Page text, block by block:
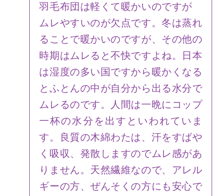
羽毛布団は軽くて暖かいのですが
ムレやすいのが欠点です。冬は蒸れ
ることで暖かいのですが、その他の
時期はムレると不快ですよね。日本
は湿度の多い国ですから暖かくなる
とふとんの中が自分から出る水分で
ムレるのです。人間は一晩にコップ
一杯の水分を出すといわれていま
す。良質の木綿わたは、汗をすばや
く吸収、発散しますのでムレ感があ
りません。天然繊維なので、アレル
ギーの方、ぜんそくの方にも安心で